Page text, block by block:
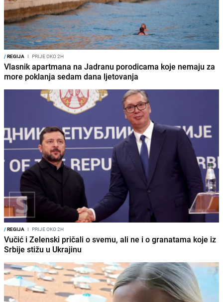
/REGIJA I PRIJE OKO 2H
Vlasnik apartmana na Jadranu porodicama koje nemaju za
more poklanja sedam dana ljetovanja
/REGIJA I PRIJE OKO 2H
Vučić i Zelenski pričali o svemu, ali ne i o granatama koje iz
Srbije stižu u Ukrajinu